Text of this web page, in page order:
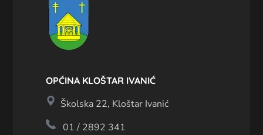
OPĆINA KLOŠTAR IVANIĆ
Školska 22, Kloštar Ivanić
01 / 2892 341